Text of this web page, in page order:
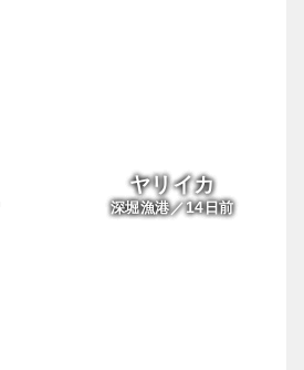
ヤリイカ
深堀漁港／14日前